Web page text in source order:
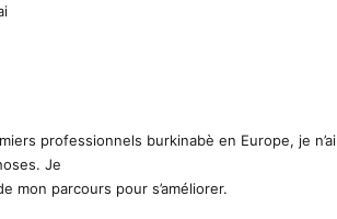
professionnels burkinabè en Europe, je n’ai
Je
mon parcours pour s’améliorer.